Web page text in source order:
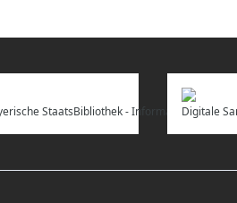
Digitale